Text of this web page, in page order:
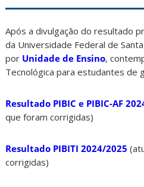
Após a divulgação do resultado
da Universidade Federal de
por Unidade de Ensino,
Tecnológica para estudantes de
Resultado PIBIC e PIBIC-AF
que foram corrigidas)
Resultado PIBITI 2024/2025
corrigidas)